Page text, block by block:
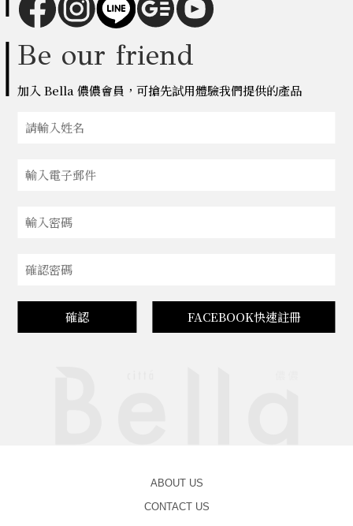
Be our friend
加入 Bella 儂儂會員，可搶先試用體驗我們提供的產品
確認 FACEBOOK快速註冊
ABOUT US
CONTACT US